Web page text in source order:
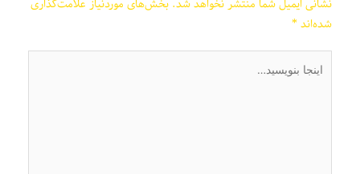
شده‌اند*
بنویسید…